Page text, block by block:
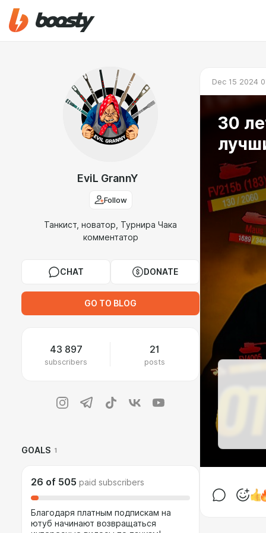
EviL GrannY
Follow
Танкист, новатор, Турнира Чака
комментатор
CHAT DONATE
GO TO BLOG
43 897
subscribers
21
posts
GOALS 1
26 of 505 paid subscribers
Благодаря платным подпискам на
ютуб начинают возвращаться
Dec 15 2024
30